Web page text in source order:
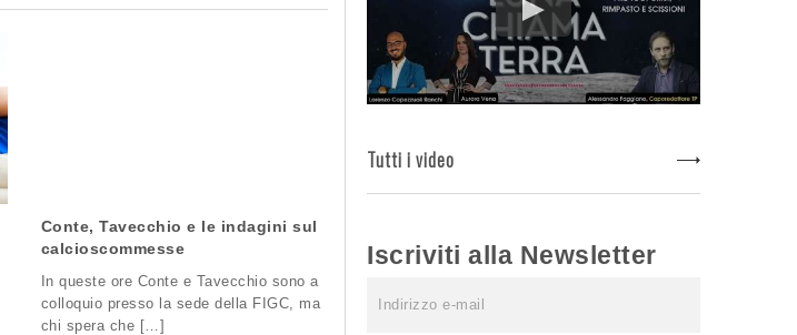
Conte, Tavecchio e le indagini sul
calcioscommesse
In queste ore Conte e Tavecchio sono a
colloquio presso la sede della FIGC, ma
chi spera che […]
Tutti i video
Iscriviti alla Newsletter